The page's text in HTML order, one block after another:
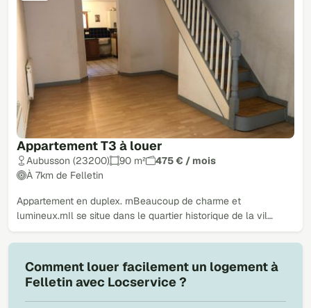
Appartement T3 à louer
Aubusson (23200) 90 m²
475 € / mois
À 7km de Felletin
Appartement en duplex. rnBeaucoup de charme et
lumineux.rnIl se situe dans le quartier historique de la vil…
Comment louer facilement un logement à
Felletin avec Locservice ?